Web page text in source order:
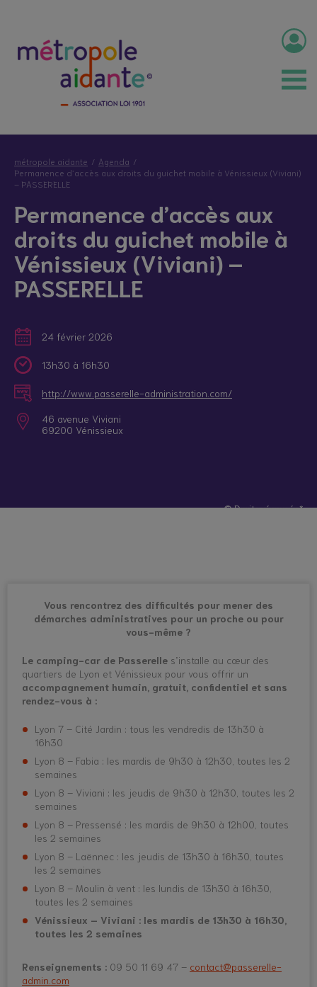
métropole aidante
Agenda
Permanence d’accès aux droits du guichet mobile à Vénissieux (Viviani)
– PASSERELLE
Permanence d’accès aux
droits du guichet mobile à
Vénissieux (Viviani) –
PASSERELLE
24 février 2026
13h30 à 16h30
http://www.passerelle-administration.com/
46 avenue Viviani
69200 Vénissieux
© Droits réservés*
Vous rencontrez des difficultés pour mener des
démarches administratives pour un proche ou pour
vous-même ?
Le camping-car de Passerelle s’installe au cœur des
quartiers de Lyon et Vénissieux pour vous offrir un
accompagnement humain, gratuit, confidentiel et sans
rendez-vous à :
Lyon 7 – Cité Jardin : tous les vendredis de 13h30 à
16h30
Lyon 8 – Fabia : les mardis de 9h30 à 12h30, toutes les 2
semaines
Lyon 8 – Viviani : les jeudis de 9h30 à 12h30, toutes les 2
semaines
Lyon 8 – Pressensé : les mardis de 9h30 à 12h00, toutes
les 2 semaines
Lyon 8 – Laënnec : les jeudis de 13h30 à 16h30, toutes
les 2 semaines
Lyon 8 – Moulin à vent : les lundis de 13h30 à 16h30,
toutes les 2 semaines
Vénissieux – Viviani : les mardis de 13h30 à 16h30,
toutes les 2 semaines
Renseignements : 09 50 11 69 47 – contact@passerelle-
admin.com